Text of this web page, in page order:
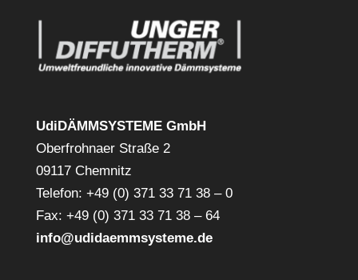
UdiDÄMMSYSTEME GmbH
Oberfrohnaer Straße 2
09117 Chemnitz
Telefon: +49 (0) 371 33 71 38 – 0
Fax: +49 (0) 371 33 71 38 – 64
info@udidaemmsysteme.de